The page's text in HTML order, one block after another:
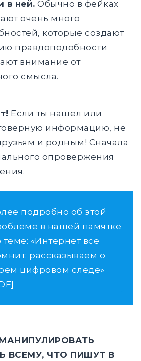
в ней. Обычно в фейках
очень много
которые создают
правдоподобности
внимание от
смысла.
Если ты нашел или
информацию, не
и родным! Сначала
опровержения
подробно об этой
в нашей памятке
теме: «Интернет все
рассказываем о
цифровом следе»
ВСЕМУ, ЧТО ПИШУТ В